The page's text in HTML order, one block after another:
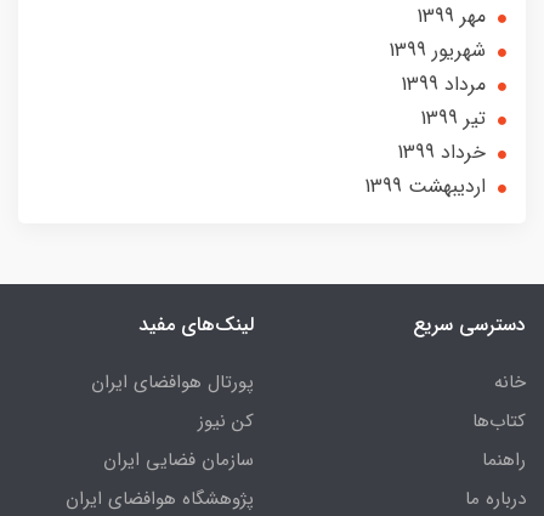
مهر 1399
شهریور 1399
مرداد 1399
تير 1399
خرداد 1399
ارديبهشت 1399
دسترسی سریع
خانه
کتاب‌ها
راهنما
درباره ما
لینک‌های مفید
پورتال هوافضای ایران
کن نیوز
سازمان فضایی ایران
پژوهشگاه هوافضای ایران